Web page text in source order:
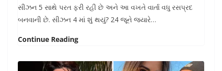
સીઝન 5 સાથે પરત ફરી રહી છે અને આ વખતે વાર્તા વધુ રસપ્રદ
બનવાની છે. સીઝન 4 માં શું થયું? 24 જૂને જ્યારે…
Continue Reading